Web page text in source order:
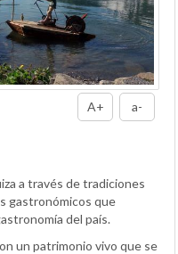
A+ a-
a través de tradiciones
gastronómicos que
del país.
un patrimonio vivo que se